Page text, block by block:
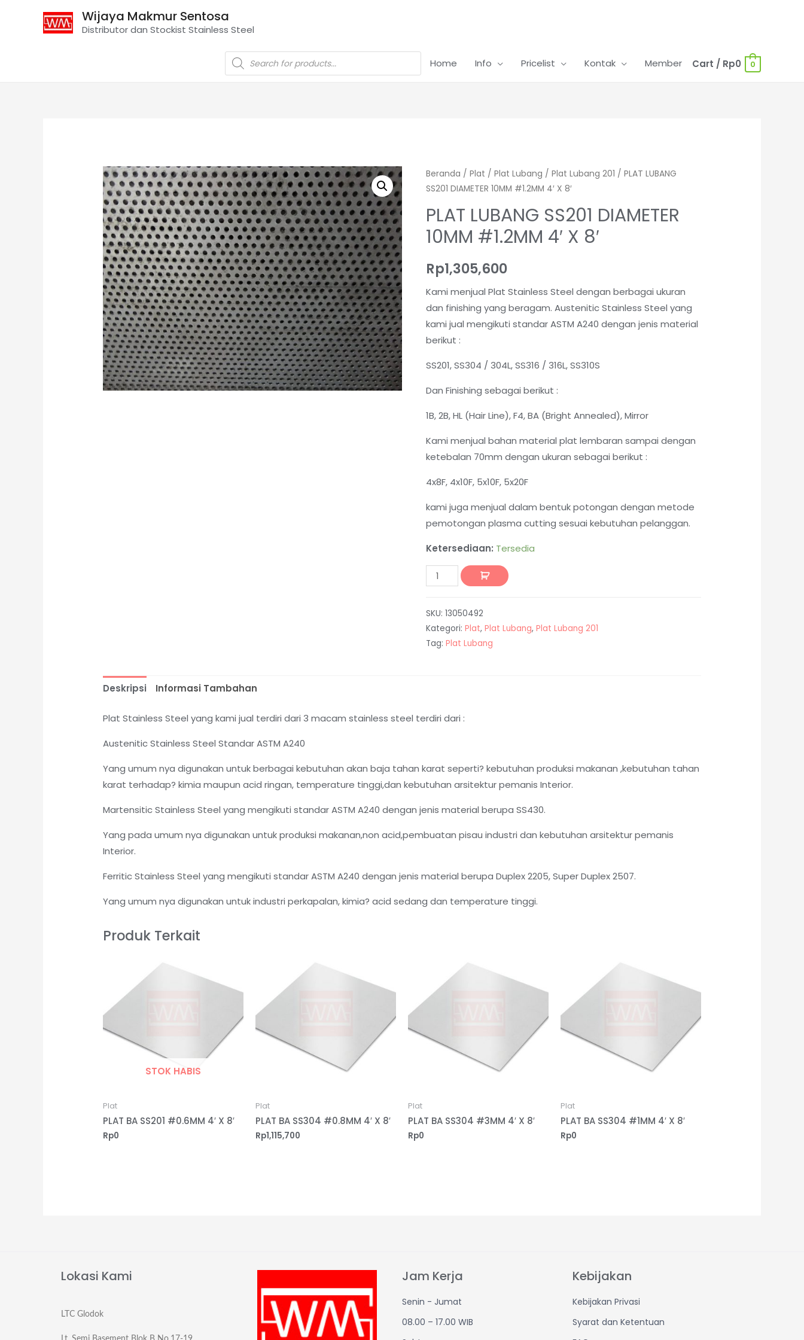
Wijaya Makmur Sentosa
Distributor dan Stockist Stainless Steel
Home Info Pricelist Kontak Member Cart / Rp0 0
Beranda / Plat / Plat Lubang / Plat Lubang 201 / PLAT LUBANG
SS201 DIAMETER 10MM #1.2MM 4′ X 8′
PLAT LUBANG SS201 DIAMETER
10MM #1.2MM 4′ X 8′
Rp1,305,600
Kami menjual Plat Stainless Steel dengan berbagai ukuran
dan finishing yang beragam. Austenitic Stainless Steel yang
kami jual mengikuti standar ASTM A240 dengan jenis material
berikut :
SS201, SS304 / 304L, SS316 / 316L, SS310S
Dan Finishing sebagai berikut :
1B, 2B, HL (Hair Line), F4, BA (Bright Annealed), Mirror
Kami menjual bahan material plat lembaran sampai dengan
ketebalan 70mm dengan ukuran sebagai berikut :
4x8F, 4x10F, 5x10F, 5x20F
kami juga menjual dalam bentuk potongan dengan metode
pemotongan plasma cutting sesuai kebutuhan pelanggan.
Ketersediaan: Tersedia
SKU: 13050492
Kategori: Plat, Plat Lubang, Plat Lubang 201
Tag: Plat Lubang
Deskripsi Informasi Tambahan
Plat Stainless Steel yang kami jual terdiri dari 3 macam stainless steel terdiri dari :
Austenitic Stainless Steel Standar ASTM A240
Yang umum nya digunakan untuk berbagai kebutuhan akan baja tahan karat seperti? kebutuhan produksi makanan ,kebutuhan tahan
karat terhadap? kimia maupun acid ringan, temperature tinggi,dan kebutuhan arsitektur pemanis Interior.
Martensitic Stainless Steel yang mengikuti standar ASTM A240 dengan jenis material berupa SS430.
Yang pada umum nya digunakan untuk produksi makanan,non acid,pembuatan pisau industri dan kebutuhan arsitektur pemanis
Interior.
Ferritic Stainless Steel yang mengikuti standar ASTM A240 dengan jenis material berupa Duplex 2205, Super Duplex 2507.
Yang umum nya digunakan untuk industri perkapalan, kimia? acid sedang dan temperature tinggi.
Produk Terkait
STOK HABIS
Plat
PLAT BA SS201 #0.6MM 4′ X 8′
Rp0
Plat
PLAT BA SS304 #0.8MM 4′ X 8′
Rp1,115,700
Plat
PLAT BA SS304 #3MM 4′ X 8′
Rp0
Plat
PLAT BA SS304 #1MM 4′ X 8′
Rp0
Lokasi Kami
LTC Glodok
Jam Kerja
Senin - Jumat
08.00 – 17.00 WIB
Kebijakan
Kebijakan Privasi
Syarat dan Ketentuan